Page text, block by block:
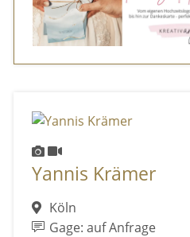
Yannis Krämer
Köln
Gage: auf Anfrage